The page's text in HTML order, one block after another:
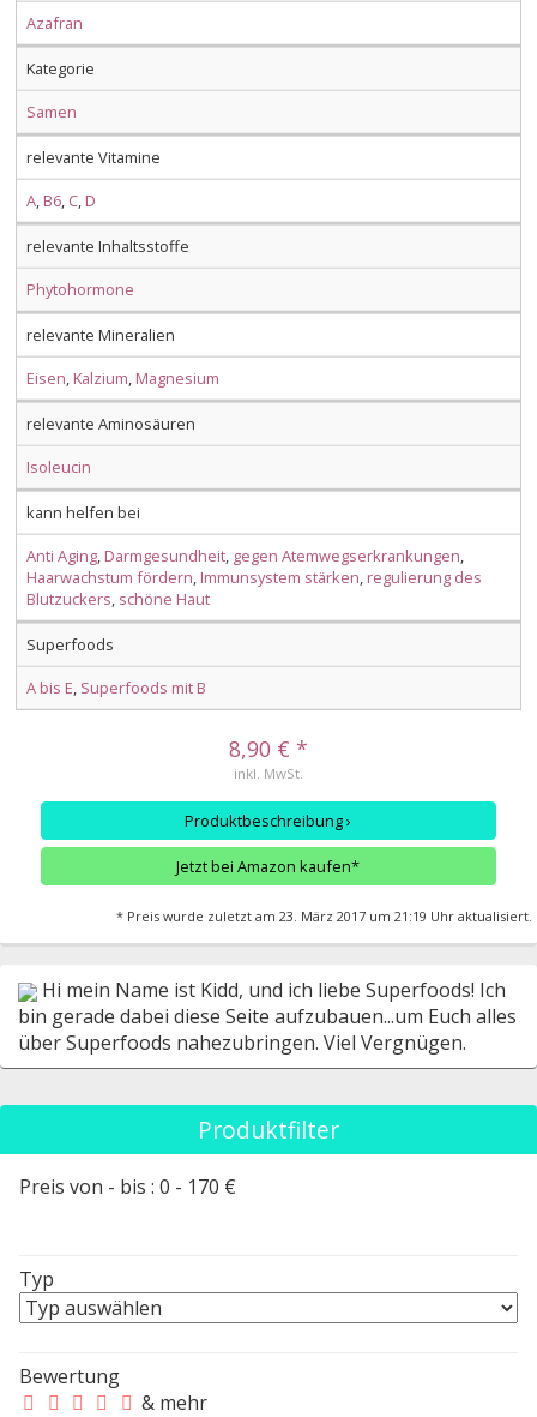
Azafran
Kategorie
Samen
relevante Vitamine
A, B6, C, D
relevante Inhaltsstoffe
Phytohormone
relevante Mineralien
Eisen, Kalzium, Magnesium
relevante Aminosäuren
Isoleucin
kann helfen bei
Anti Aging, Darmgesundheit, gegen Atemwegserkrankungen,
Haarwachstum fördern, Immunsystem stärken, regulierung des
Blutzuckers, schöne Haut
Superfoods
A bis E, Superfoods mit B
8,90 € *
inkl. MwSt.
Produktbeschreibung ›
Jetzt bei Amazon kaufen*
* Preis wurde zuletzt am 23. März 2017 um 21:19 Uhr aktualisiert.
Hi mein Name ist Kidd, und ich liebe Superfoods! Ich
bin gerade dabei diese Seite aufzubauen...um Euch alles
über Superfoods nahezubringen. Viel Vergnügen.
Produktfilter
Preis von - bis : 0 - 170 €
Typ
Bewertung
& mehr